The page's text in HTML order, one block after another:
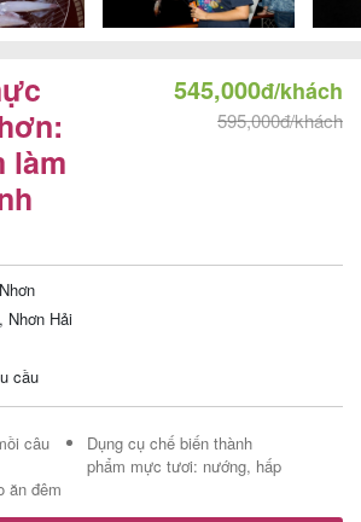
làm
545,000đ/khách
595,000đ/khách
Nhơn Hải
cầu
câu
Dụng cụ chế biến thành
phẩm mực tươi: nướng, hấp
ăn đêm